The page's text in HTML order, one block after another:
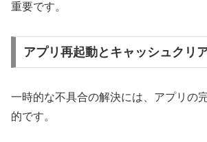
重要です。
アプリ再起動とキャッシュクリ
一時的な不具合の解決には、アプリの
的です。